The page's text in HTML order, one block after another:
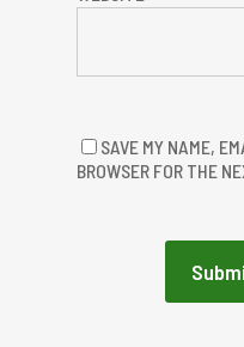
SAVE MY NAME,
BROWSER FOR THE